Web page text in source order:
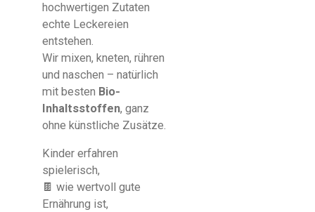
hochwertigen Zutaten
echte Leckereien
entstehen.
Wir mixen, kneten, rühren
und naschen – natürlich
mit besten Bio-
Inhaltsstoffen, ganz
ohne künstliche Zusätze.
Kinder erfahren
spielerisch,
🍫 wie wertvoll gute
Ernährung ist,